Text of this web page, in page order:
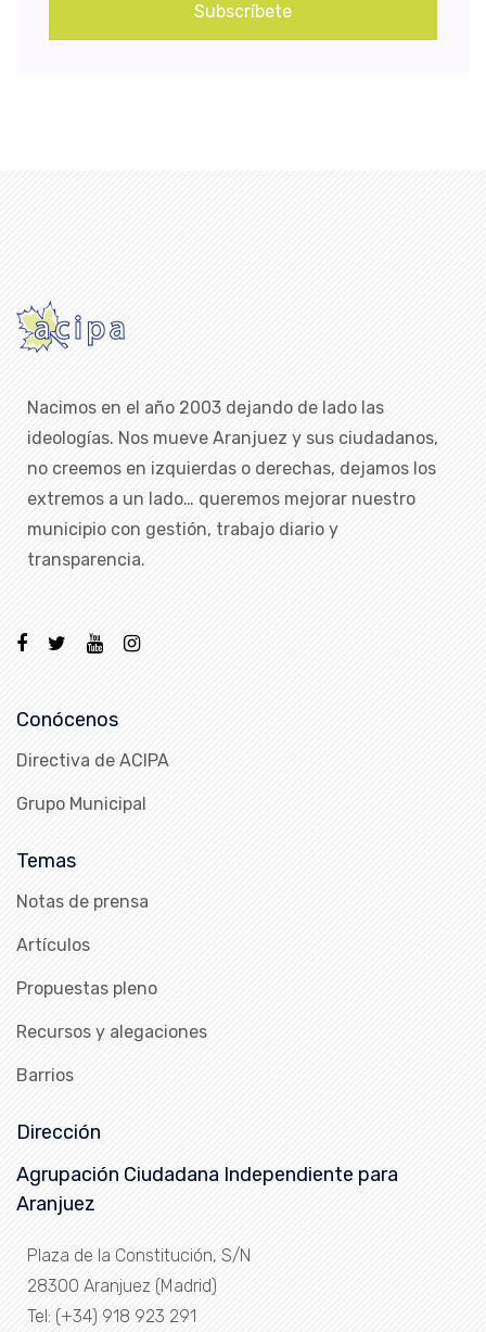
Subscríbete
Nacimos en el año 2003 dejando de lado las
ideologías. Nos mueve Aranjuez y sus ciudadanos,
no creemos en izquierdas o derechas, dejamos los
extremos a un lado… queremos mejorar nuestro
municipio con gestión, trabajo diario y
transparencia.
Conócenos
Directiva de ACIPA
Grupo Municipal
Temas
Notas de prensa
Artículos
Propuestas pleno
Recursos y alegaciones
Barrios
Dirección
Agrupación Ciudadana Independiente para
Aranjuez
Plaza de la Constitución, S/N
28300 Aranjuez (Madrid)
Tel: (+34) 918 923 291